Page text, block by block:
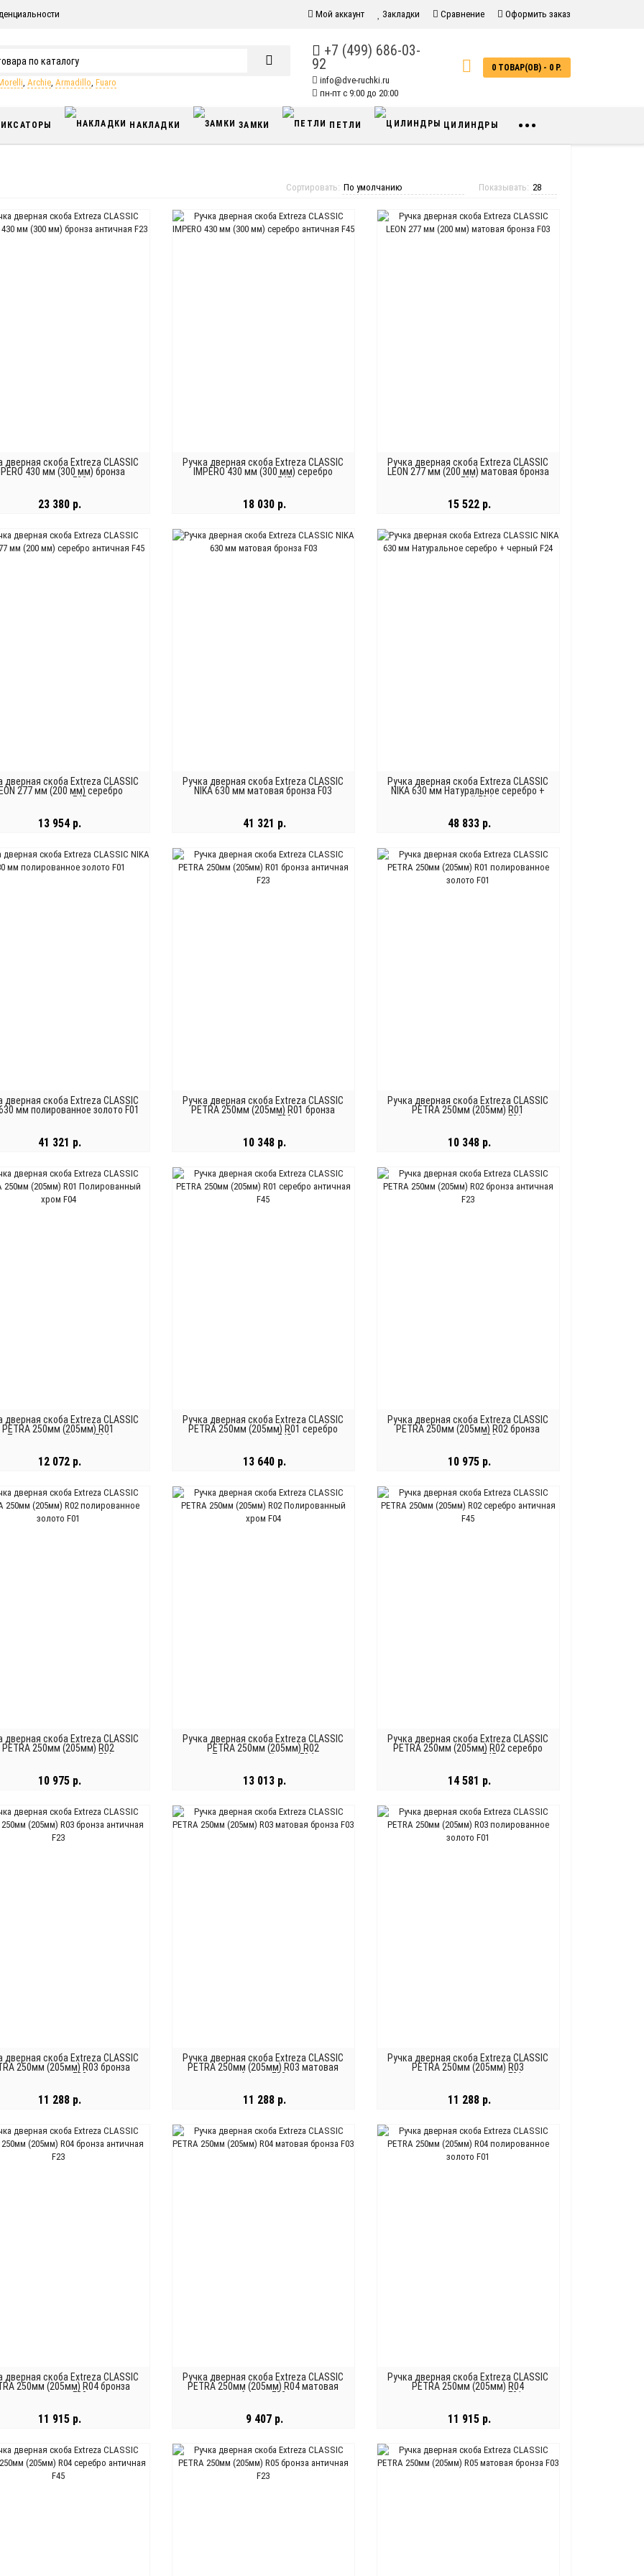
Мой аккаунт Закладки Сравнение Оформить заказ
, Archie, Armadillo, Fuaro
+7 (499) 686-03-
92
info@dve-ruchki.ru
пн-пт с 9:00 до 20:00
0 ТОВАР(ОВ) - 0 Р.
НАКЛАДКИ ЗАМКИ ПЕТЛИ ЦИЛИНДРЫ •••
Показывать:
Сортировать:
дверная скоба Extreza CLASSIC
430 мм (300 мм) бронза
античная F23
23 380 р.
В КОРЗИНУ
Ручка дверная скоба Extreza CLASSIC
IMPERO 430 мм (300 мм) серебро
античная F45
18 030 р.
В КОРЗИНУ
Ручка дверная скоба Extreza CLASSIC
LEON 277 мм (200 мм) матовая бронза
F03
15 522 р.
В КОРЗИНУ
дверная скоба Extreza CLASSIC
277 мм (200 мм) серебро
античная F45
13 954 р.
В КОРЗИНУ
Ручка дверная скоба Extreza CLASSIC
NIKA 630 мм матовая бронза F03
41 321 р.
В КОРЗИНУ
Ручка дверная скоба Extreza CLASSIC
NIKA 630 мм Натуральное серебро +
черный F24
48 833 р.
В КОРЗИНУ
дверная скоба Extreza CLASSIC
мм полированное золото F01
41 321 р.
В КОРЗИНУ
Ручка дверная скоба Extreza CLASSIC
PETRA 250мм (205мм) R01 бронза
античная F23
10 348 р.
В КОРЗИНУ
Ручка дверная скоба Extreza CLASSIC
PETRA 250мм (205мм) R01
полированное золото F01
10 348 р.
В КОРЗИНУ
дверная скоба Extreza CLASSIC
PETRA 250мм (205мм) R01
Полированный хром F04
12 072 р.
В КОРЗИНУ
Ручка дверная скоба Extreza CLASSIC
PETRA 250мм (205мм) R01 серебро
античная F45
13 640 р.
В КОРЗИНУ
Ручка дверная скоба Extreza CLASSIC
PETRA 250мм (205мм) R02 бронза
античная F23
10 975 р.
В КОРЗИНУ
дверная скоба Extreza CLASSIC
PETRA 250мм (205мм) R02
полированное золото F01
10 975 р.
В КОРЗИНУ
Ручка дверная скоба Extreza CLASSIC
PETRA 250мм (205мм) R02
Полированный хром F04
13 013 р.
В КОРЗИНУ
Ручка дверная скоба Extreza CLASSIC
PETRA 250мм (205мм) R02 серебро
античная F45
14 581 р.
В КОРЗИНУ
дверная скоба Extreza CLASSIC
250мм (205мм) R03 бронза
античная F23
11 288 р.
В КОРЗИНУ
Ручка дверная скоба Extreza CLASSIC
PETRA 250мм (205мм) R03 матовая
бронза F03
11 288 р.
В КОРЗИНУ
Ручка дверная скоба Extreza CLASSIC
PETRA 250мм (205мм) R03
полированное золото F01
11 288 р.
В КОРЗИНУ
дверная скоба Extreza CLASSIC
250мм (205мм) R04 бронза
античная F23
11 915 р.
В КОРЗИНУ
Ручка дверная скоба Extreza CLASSIC
PETRA 250мм (205мм) R04 матовая
бронза F03
9 407 р.
В КОРЗИНУ
Ручка дверная скоба Extreza CLASSIC
PETRA 250мм (205мм) R04
полированное золото F01
11 915 р.
В КОРЗИНУ